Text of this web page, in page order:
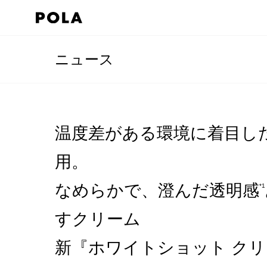
ニュース
温度差がある環境に着目し
用。
なめらかで、澄んだ透明感*1
すクリーム
新『ホワイトショット ク